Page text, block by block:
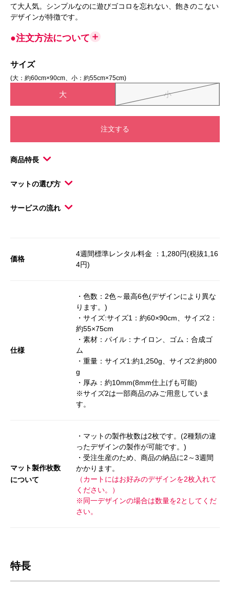
て大人気。シンプルなのに遊びゴコロを忘れない、飽きのこない
デザインが特徴です。
●注文方法について
サイズ
(大：約60cm×90cm、小：約55cm×75cm)
大 小
注文する
商品特長
マットの選び方
サービスの流れ
価格
4週間標準レンタル料金 ：1,280円(税抜1,16
4円)
仕様
・色数：2色～最高6色(デザインにより異な
ります。)
・サイズ:サイズ1：約60×90cm、サイズ2：
約55×75cm
・素材：パイル：ナイロン、ゴム：合成ゴ
ム
・重量：サイズ1:約1,250g、サイズ2:約800
g
・厚み：約10mm(8mm仕上げも可能)
※サイズ2は一部商品のみご用意していま
す。
マット製作枚数
について
・マットの製作枚数は2枚です。(2種類の違
ったデザインの製作が可能です。)
・受注生産のため、商品の納品に2～3週間
かかります。
（カートにはお好みのデザインを2枚入れて
ください。）
※同一デザインの場合は数量を2としてくだ
さい。
特長